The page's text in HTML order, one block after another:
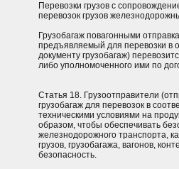
Перевозки грузов с
перевозок грузов
Грузобагаж повагонными
предъявляемый для перевозки в
документу грузобагаж)
либо уполномоченного ими по
Статья 18. Грузоотправители
грузобагаж для перевозок в
техническими условиями на
образом, чтобы обеспечивать
железнодорожного транспорта,
грузов, грузобагажа, вагонов,
безопасность.